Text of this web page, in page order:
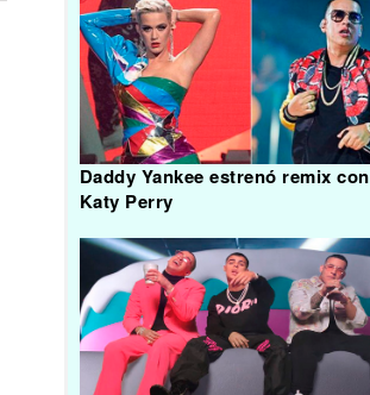
Daddy Yankee estrenó remix con
Katy Perry